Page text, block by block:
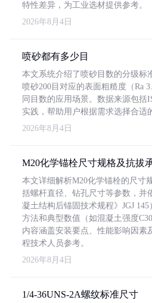
特性差异，为工业选材提供参考。
2026年8月4日
喷砂都有多少目
本文系统介绍了喷砂目数的分级标
喷砂200目对应的表面粗糙度（Ra
同目数的应用场景。数据来源包括
实践，帮助用户根据需求选择合适
2026年8月4日
M20化学锚栓尺寸规格及抗拔
本文详细解析M20化学锚栓的尺寸
括螺杆直径、钻孔尺寸等参数，并
凝土结构后锚固技术规程》JGJ
方法和典型数值（如混凝土强度
内容涵盖安装要点、性能影响因素
程技术人员参考。
2026年8月4日
1/4-36UNS-2A螺纹标准尺寸